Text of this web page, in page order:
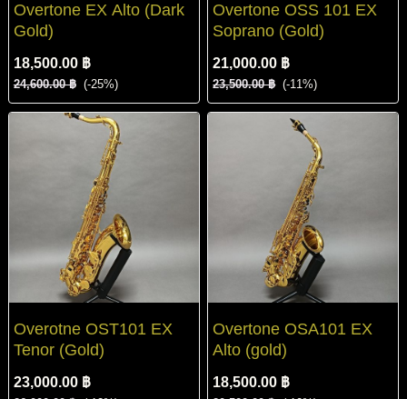
Overtone EX Alto (Dark
Gold)
18,500.00 ฿
24,600.00 ฿ (-25%)
Overtone OSS 101 EX
Soprano (Gold)
21,000.00 ฿
23,500.00 ฿ (-11%)
Overotne OST101 EX
Tenor (Gold)
23,000.00 ฿
Overtone OSA101 EX
Alto (gold)
18,500.00 ฿